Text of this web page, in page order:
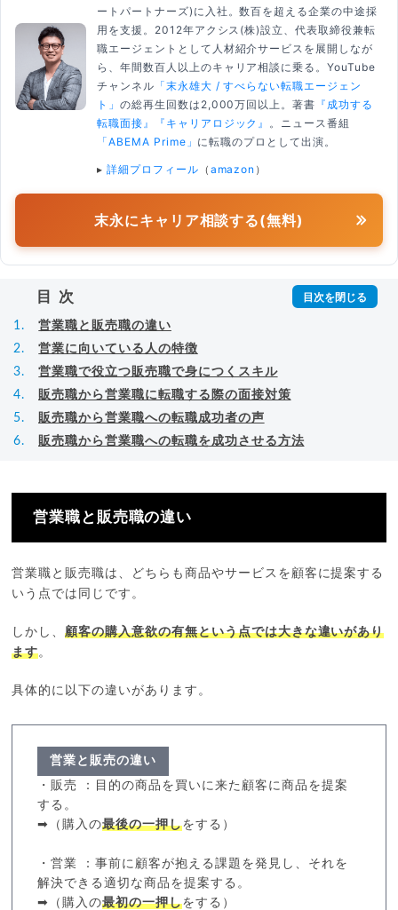
ートパートナーズ)に入社。数百を超える企業の中途採
用を支援。2012年アクシス(株)設立、代表取締役兼転
職エージェントとして人材紹介サービスを展開しなが
ら、年間数百人以上のキャリア相談に乗る。YouTube
チャンネル 「末永雄大 / すべらない転職エージェン
ト」 の総再生回数は2,000万回以上。著書 『成功する
転職面接』
『キャリアロジック』
。ニュース番組
「ABEMA Prime」 に転職のプロとして出演。
▸ 詳細プロフィール （ amazon ）
末永にキャリア相談する(無料)
目次
営業職と販売職の違い
営業に向いている人の特徴
営業職で役立つ販売職で身につくスキル
販売職から営業職に転職する際の面接対策
販売職から営業職への転職成功者の声
販売職から営業職への転職を成功させる方法
営業職と販売職の違い
営業職と販売職は、どちらも商品やサービスを顧客に提案する
いう点では同じです。
しかし、顧客の購入意欲の有無という点では大きな違いがあり
ます。
具体的に以下の違いがあります。
営業と販売の違い
・販売 ：目的の商品を買いに来た顧客に商品を提案
する。
➡（購入の最後の一押しをする）
・営業 ：事前に顧客が抱える課題を発見し、それを
解決できる適切な商品を提案する。
➡（購入の最初の一押しをする）